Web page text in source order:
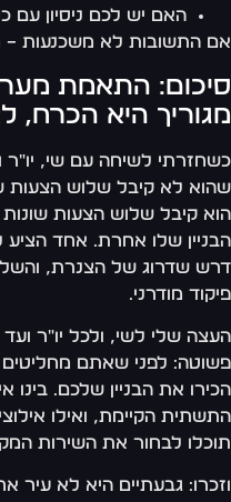
האם יש לכם ניסיון עם
התשובות לא משכנעות –
התאמת
היא הכרח,
לשיחה עם שי, יו"ר
לא קיבל שלוש הצעות
קיבל שלוש הצעות שונות
שלו אחרת. אחד הציע
שדרוג של הצנרת,
מודרני.
שלי לשי, ולכל יו"ר ועד
לפני שאתם מחליטים
את הבניין שלכם. בינו
הקיימת, ואילו
לבחור את השירות
גבעתיים היא לא עיר